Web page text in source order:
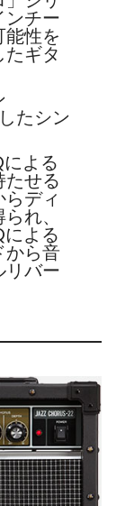
ンチー
性を
ギタ
たシン
よる
せる
ディ
れ、
よる
から音
リバー